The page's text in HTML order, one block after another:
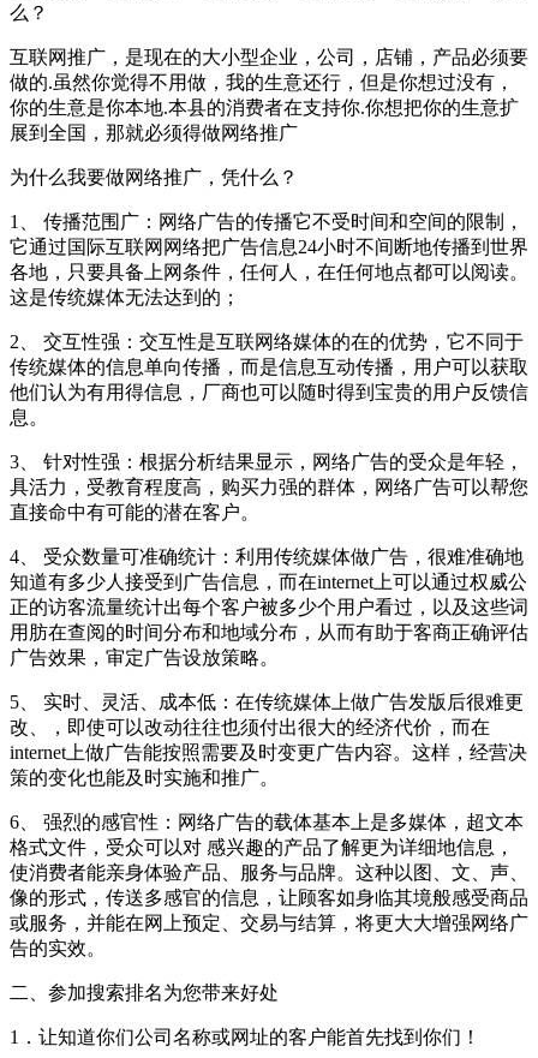
么？
互联网推广，是现在的大小型企业，公司，店铺，产品必须要
做的.虽然你觉得不用做，我的生意还行，但是你想过没有，
你的生意是你本地.本县的消费者在支持你.你想把你的生意扩
展到全国，那就必须得做网络推广
为什么我要做网络推广，凭什么？
1、 传播范围广：网络广告的传播它不受时间和空间的限制，
它通过国际互联网网络把广告信息24小时不间断地传播到世界
各地，只要具备上网条件，任何人，在任何地点都可以阅读。
这是传统媒体无法达到的；
2、 交互性强：交互性是互联网络媒体的在的优势，它不同于
传统媒体的信息单向传播，而是信息互动传播，用户可以获取
他们认为有用得信息，厂商也可以随时得到宝贵的用户反馈信
息。
3、 针对性强：根据分析结果显示，网络广告的受众是年轻，
具活力，受教育程度高，购买力强的群体，网络广告可以帮您
直接命中有可能的潜在客户。
4、 受众数量可准确统计：利用传统媒体做广告，很难准确地
知道有多少人接受到广告信息，而在internet上可以通过权威公
正的访客流量统计出每个客户被多少个用户看过，以及这些词
用肪在查阅的时间分布和地域分布，从而有助于客商正确评估
广告效果，审定广告设放策略。
5、 实时、灵活、成本低：在传统媒体上做广告发版后很难更
改、，即使可以改动往往也须付出很大的经济代价，而在
internet上做广告能按照需要及时变更广告内容。这样，经营决
策的变化也能及时实施和推广。
6、 强烈的感官性：网络广告的载体基本上是多媒体，超文本
格式文件，受众可以对 感兴趣的产品了解更为详细地信息，
使消费者能亲身体验产品、服务与品牌。这种以图、文、声、
像的形式，传送多感官的信息，让顾客如身临其境般感受商品
或服务，并能在网上预定、交易与结算，将更大大增强网络广
告的实效。
二、参加搜索排名为您带来好处
1．让知道你们公司名称或网址的客户能首先找到你们！